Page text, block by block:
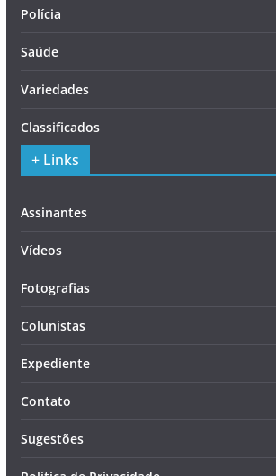
Polícia
Saúde
Variedades
Classificados
+ Links
Assinantes
Vídeos
Fotografias
Colunistas
Expediente
Contato
Sugestões